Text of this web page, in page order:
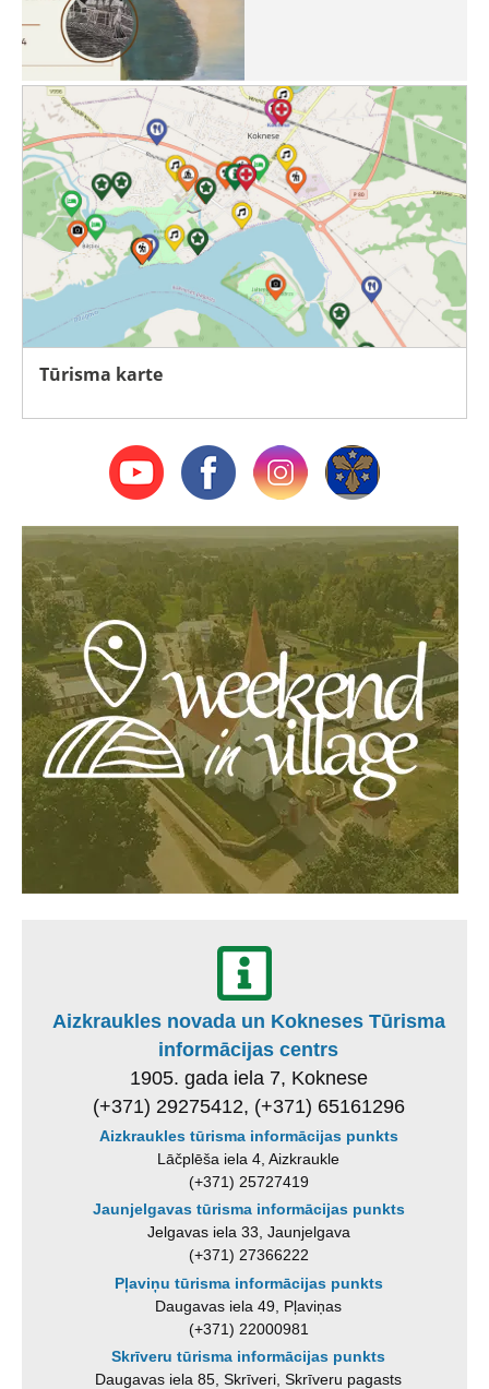
Tūrisma karte
Aizkraukles novada un Kokneses Tūrisma
informācijas centrs
1905. gada iela 7, Koknese
(+371) 29275412, (+371) 65161296
Aizkraukles tūrisma informācijas punkts
Lāčplēša iela 4, Aizkraukle
(+371) 25727419
Jaunjelgavas tūrisma informācijas punkts
Jelgavas iela 33, Jaunjelgava
(+371) 27366222
Pļaviņu tūrisma informācijas punkts
Daugavas iela 49, Pļaviņas
(+371) 22000981
Skrīveru tūrisma informācijas punkts
Daugavas iela 85, Skrīveri, Skrīveru pagasts